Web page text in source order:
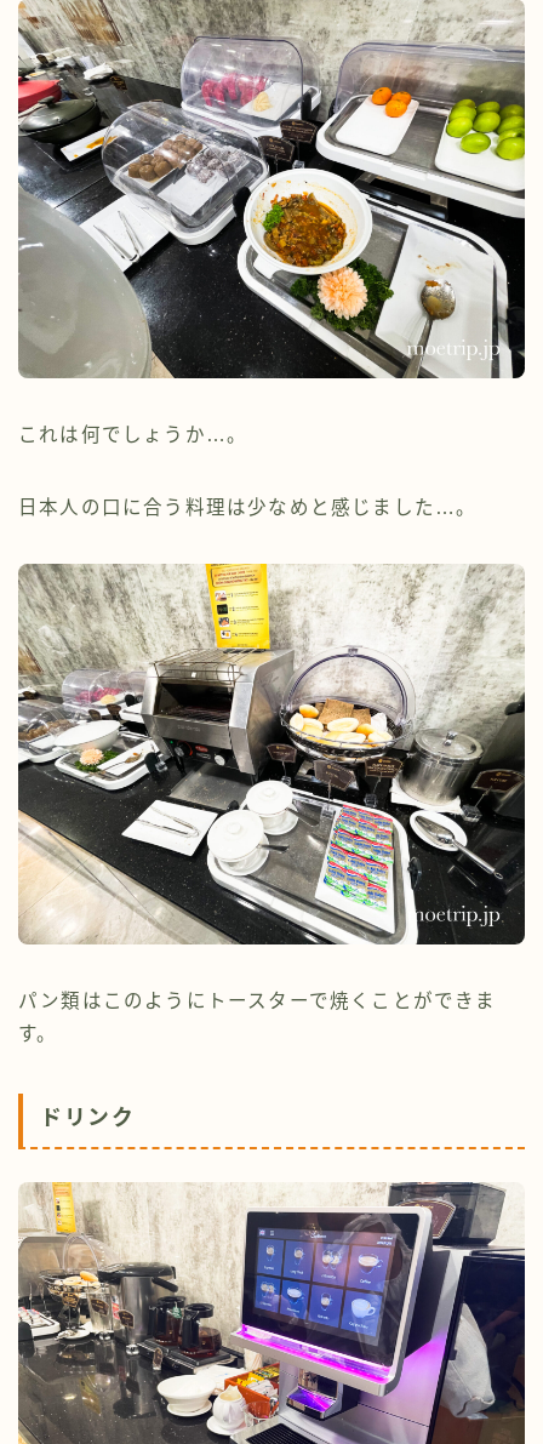
これは何でしょうか…。
日本人の口に合う料理は少なめと感じました…。
パン類はこのようにトースターで焼くことができま
す。
ドリンク